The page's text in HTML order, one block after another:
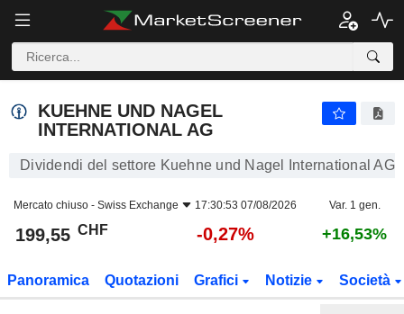
KUEHNE UND NAGEL
INTERNATIONAL AG
Dividendi del settore Kuehne und Nagel International AG
Mercato chiuso - Swiss Exchange 17:30:53 07/08/2026 Var. 1 gen.
199,55 CHF -0,27% +16,53%
Panoramica Quotazioni Grafici Notizie Società